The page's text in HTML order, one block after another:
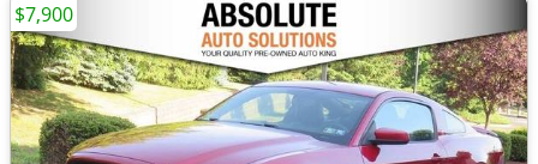
$7,900